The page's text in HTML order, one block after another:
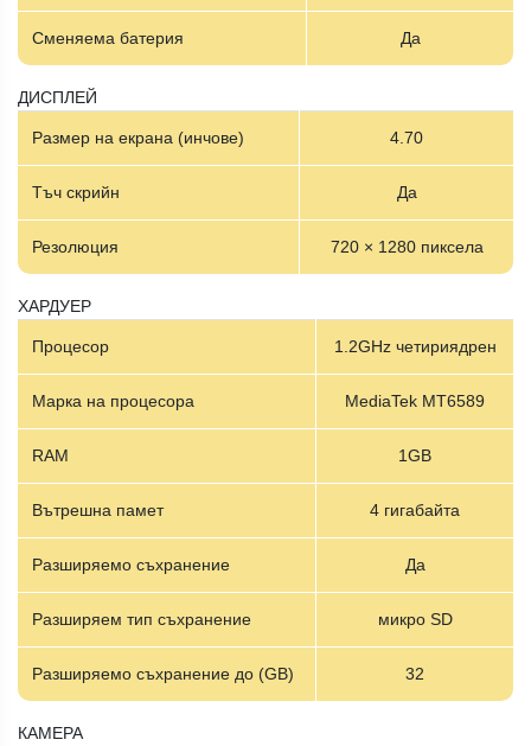
Сменяема батерия Да
ДИСПЛЕЙ
Размер на екрана (инчове) 4.70
Тъч скрийн Да
Резолюция 720 × 1280 пиксела
ХАРДУЕР
Процесор 1.2GHz четириядрен
Марка на процесора MediaTek MT6589
RAM 1GB
Вътрешна памет 4 гигабайта
Разширяемо съхранение Да
Разширяем тип съхранение микро SD
Разширяемо съхранение до (GB) 32
КАМЕРА